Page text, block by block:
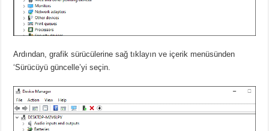
Ardından, grafik sürücülerine sağ tıklayın ve içerik menüsünden
‘Sürücüyü güncelle’yi seçin.